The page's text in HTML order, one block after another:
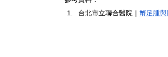
台北市立聯合醫院｜ 蟹足腫